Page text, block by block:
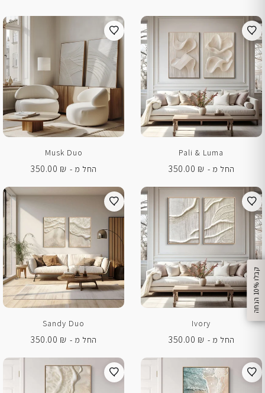
ק
ב
ל
ו
1
0
%
ה
נ
ח
ה
Pali & Luma
החל מ -
350.00 ₪
Musk Duo
החל מ -
350.00 ₪
Ivory
החל מ -
350.00 ₪
Sandy Duo
החל מ -
350.00 ₪